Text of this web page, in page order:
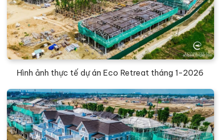
Hình ảnh thực tế dự án Eco Retreat tháng 1-2026